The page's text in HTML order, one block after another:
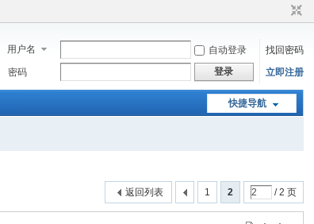
用户名 自动登录
找回密码
密码
登录 立即注册
快捷导航
1 2 / 2 页
返回列表